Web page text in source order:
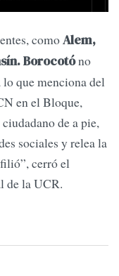
comoAlem,
Borocotóno
lo que menciona del
en el Bloque,
de a pie,
sociales y relea la
cerró el
de la UCR.